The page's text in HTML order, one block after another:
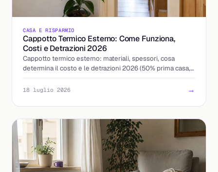
CASA E RISPARMIO
Cappotto Termico Esterno: Come Funziona,
Costi e Detrazioni 2026
Cappotto termico esterno: materiali, spessori, cosa
determina il costo e le detrazioni 2026 (50% prima casa,
36% altri immobili). Ecco quando conviene.
18 luglio 2026 →